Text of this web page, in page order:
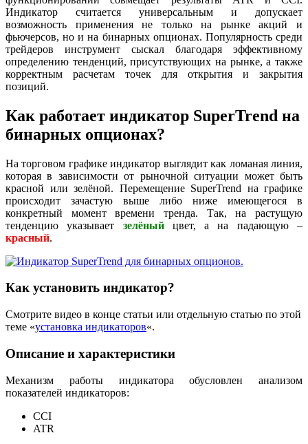
Индикатор считается универсальным и допускает
возможность применения не только на рынке акций и
фьючерсов, но и на бинарных опционах. Популярность среди
трейдеров инструмент сыскал благодаря эффективному
определению тенденций, присутствующих на рынке, а также
корректным расчетам точек для открытия и закрытия
позиций.
Как работает индикатор SuperTrend на
бинарных опционах?
На торговом графике индикатор выглядит как ломаная линия,
которая в зависимости от рыночной ситуации может быть
красной или зелёной. Перемещение SuperTrend на графике
происходит зачастую выше либо ниже имеющегося в
конкретный момент времени тренда. Так, на растущую
тенденцию указывает зелёный
цвет, а на падающую –
красный.
Как установить индикатор?
Смотрите видео в конце статьи или отдельную статью по этой
теме «установка индикаторов«.
Описание и характеристики
Механизм работы индикатора обусловлен анализом
показателей индикаторов:
CCI
ATR